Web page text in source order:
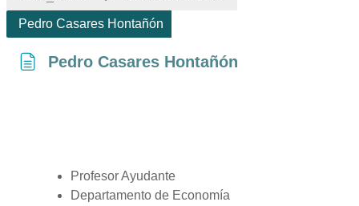
Pedro Casares Hontañón
Pedro Casares Hontañón
Profesor Ayudante
Departamento de Economía